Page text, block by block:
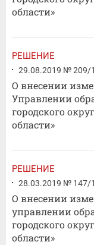
области»
РЕШЕНИЕ
29.08.2019 № 209/
О внесении
Управлении
городского
области»
РЕШЕНИЕ
28.03.2019 № 147/
О внесении
управлении
городского
области»